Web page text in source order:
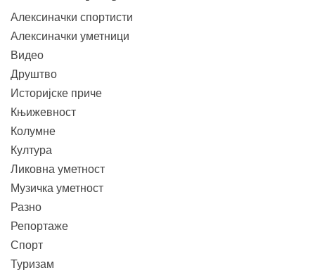
Алексиначки спортисти
Алексиначки уметници
Видео
Друштво
Историјске приче
Књижевност
Колумне
Култура
Ликовна уметност
Музичка уметност
Разно
Репортаже
Спорт
Туризам